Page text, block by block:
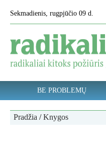
Sekmadienis, rugpjūčio 09 d.
BE PROBLEMŲ
Pradžia /Knygos